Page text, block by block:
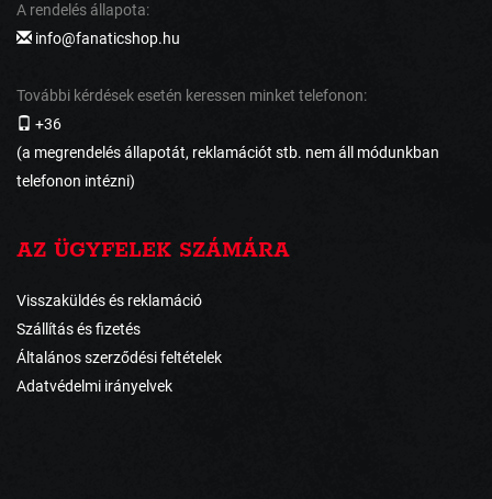
A rendelés állapota:
info@fanaticshop.hu
További kérdések esetén keressen minket telefonon:
+36
(a megrendelés állapotát, reklamációt stb. nem áll módunkban
telefonon intézni)
AZ ÜGYFELEK SZÁMÁRA
Visszaküldés és reklamáció
Szállítás és fizetés
Általános szerződési feltételek
Adatvédelmi irányelvek